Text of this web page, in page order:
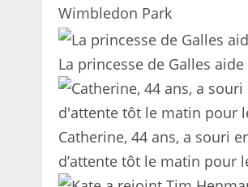
Wimbledon Park
La princesse de Galles
Catherine, 44 ans, a souri
d’attente tôt le matin pour